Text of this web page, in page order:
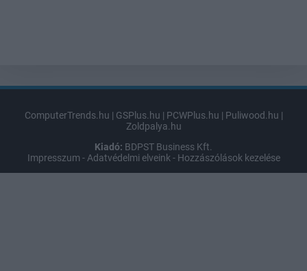
ComputerTrends.hu | GSPlus.hu | PCWPlus.hu | Puliwood.hu |
Zoldpalya.hu
Kiadó: BDPST Business Kft.
Impresszum - Adatvédelmi elveink - Hozzászólások kezelése